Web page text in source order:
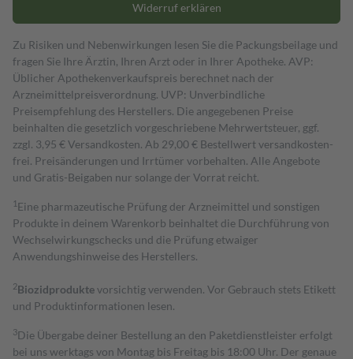
Widerruf erklären
Zu Risiken und Nebenwirkungen lesen Sie die Packungsbeilage und
fragen Sie Ihre Ärztin, Ihren Arzt oder in Ihrer Apotheke. AVP:
Üblicher Apothekenverkaufspreis berechnet nach der
Arzneimittelpreisverordnung. UVP: Unverbindliche
Preisempfehlung des Herstellers. Die angegebenen Preise
beinhalten die gesetzlich vorgeschriebene Mehrwertsteuer, ggf.
zzgl. 3,95 € Versandkosten. Ab 29,00 € Bestell­wert versand­kosten­
frei. Preisänderungen und Irrtümer vorbehalten. Alle Angebote
und Gratis-Beigaben nur solange der Vorrat reicht.
1 Eine pharmazeutische Prüfung der Arzneimittel und sonstigen
Produkte in deinem Warenkorb beinhaltet die Durchführung von
Wechselwirkungschecks und die Prüfung etwaiger
Anwendungshinweise des Herstellers.
2Biozidproduktevorsichtig verwenden. Vor Gebrauch stets Etikett
und Produktinformationen lesen.
3Die Übergabe deiner Bestellung an den Paketdienstleister erfolgt
bei uns werktags von Montag bis Freitag bis 18:00 Uhr. Der genaue